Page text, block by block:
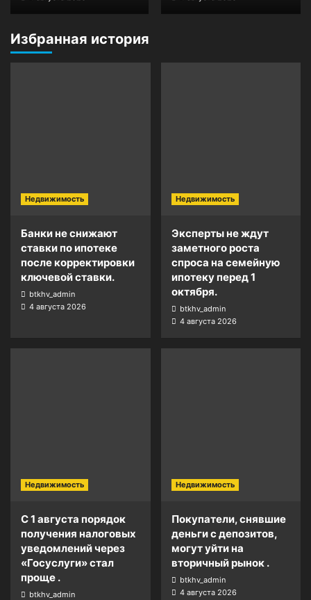
Избранная история
Недвижимость
Банки не снижают
ставки по ипотеке
после корректировки
ключевой ставки.
btkhv_admin
4 августа 2026
Недвижимость
Эксперты не ждут
заметного роста
спроса на семейную
ипотеку перед 1
октября.
btkhv_admin
4 августа 2026
Недвижимость
С 1 августа порядок
получения налоговых
уведомлений через
«Госуслуги» стал
проще .
btkhv_admin
Недвижимость
Покупатели, снявшие
деньги с депозитов,
могут уйти на
вторичный рынок .
btkhv_admin
4 августа 2026